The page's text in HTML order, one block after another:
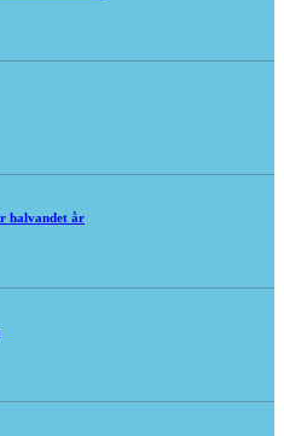
halvandet år